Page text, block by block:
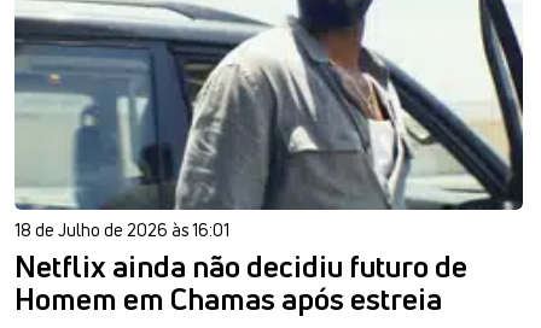
18 de Julho de 2026 às 16:01
Netflix ainda não decidiu futuro de
Homem em Chamas após estreia